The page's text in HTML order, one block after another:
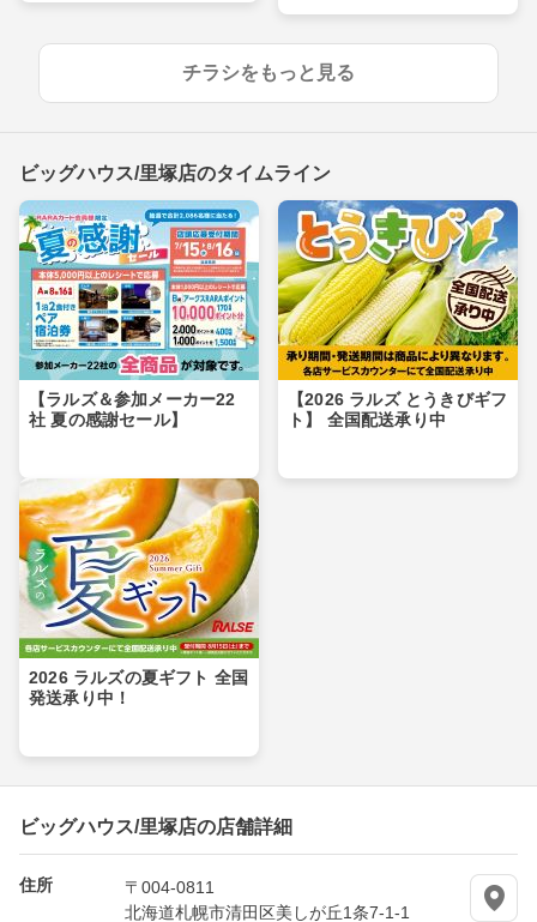
チラシをもっと見る
ビッグハウス/里塚店のタイムライン
【ラルズ＆参加メーカー22
社 夏の感謝セール】
【2026 ラルズ とうきびギフ
ト】 全国配送承り中
2026 ラルズの夏ギフト 全国
発送承り中！
ビッグハウス/里塚店の店舗詳細
住所
〒004-0811
北海道札幌市清田区美しが丘1条7-1-1